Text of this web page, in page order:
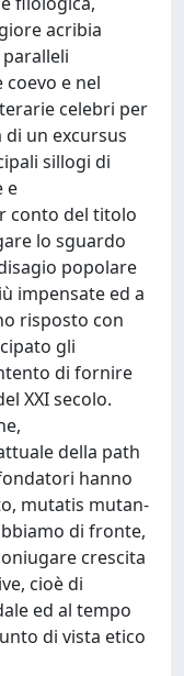
acribia
e nel
celebri per
un excursus
sillogi di
e
conto del titolo
lo sguardo
popolare
impensate ed a
risposto con
gli
di fornire
XXI secolo.
della path
hanno
mutatis mutan-
di fronte,
crescita
cioè di
ed al tempo
di vista etico